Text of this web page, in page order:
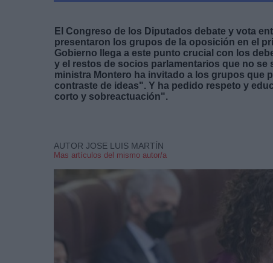
El Congreso de los Diputados debate y vota
presentaron los grupos de la oposición en el
Gobierno llega a este punto crucial con los
y el restos de socios parlamentarios que no se
ministra Montero ha invitado a los grupos que
contraste de ideas". Y ha pedido respeto y
corto y sobreactuación".
AUTOR JOSE LUIS MARTÍN
Mas artículos del mismo autor/a